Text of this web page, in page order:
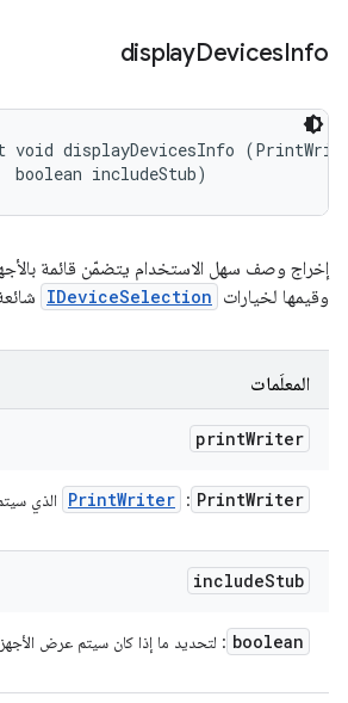
displayDevicesInfo
void displayDevicesInfo
boolean includeStub)
إخراج وصف سهل الاستخدام يتضمّن قائمة
وقيمها لخيارات IDeviceSelection
المعلَمات
printWriter
PrintWriter
:
PrintWriter الذي
includeStub
boolean : لتحديد ما إذا كان سيتم عرض